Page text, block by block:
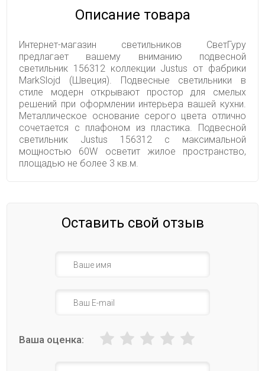
Описание товара
Интернет-магазин светильников СветГуру
предлагает вашему вниманию подвесной
светильник 156312 коллекции Justus от фабрики
MarkSlojd (Швеция). Подвесные светильники в
стиле модерн открывают простор для смелых
решений при оформлении интерьера вашей кухни.
Металлическое основание серого цвета отлично
сочетается с плафоном из пластика. Подвесной
светильник Justus 156312 с максимальной
мощностью 60W осветит жилое пространство,
площадью не более 3 кв.м.
Оставить свой отзыв
Ваша оценка: